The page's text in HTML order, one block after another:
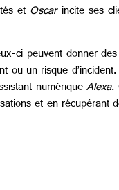
et Oscarincite ses
ci peuvent donner
ou un risque
numériqueAlexa.
et en